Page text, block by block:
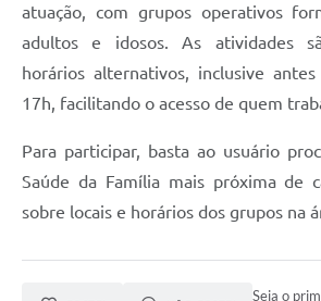
atuação, com grupos operativos
adultos e idosos. As atividades
horários alternativos, inclusive
17h, facilitando o acesso de quem
Para participar, basta ao usuário
Saúde da Família mais próxima de
sobre locais e horários dos grupos na
Seja o